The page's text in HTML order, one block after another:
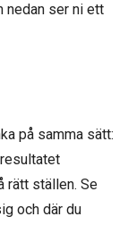
nedan ser ni ett
på samma sätt:
rätt ställen. Se
och där du